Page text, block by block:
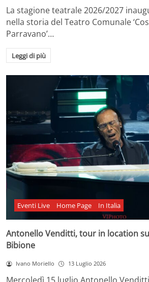
La stagione teatrale 2026/2027
nella storia del Teatro Comunale
Parravano’…
Leggi di più
Eventi Live Home Page In Italia
Antonello Venditti, tour in location
Bibione
Ivano Moriello 13 Luglio 2026